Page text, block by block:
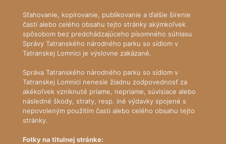
Sťahovanie, kopírovanie, publikovanie a ďalšie šírenie
časti alebo celého obsahu tejto stránky akýmkoľvek
spôsobom bez predchádzajúceho písomného súhlasu
Správy Tatranského národného parku so sídlom v
Tatranskej Lomnici je výslovne zakázané.
Správa Tatranského národného parku so sídlom v
Tatranskej Lomnici nenesie žiadnu zodpovednosť za
akékoľvek vzniknuté priame, nepriame, súvisiace alebo
následné škody, straty, resp. iné výdavky spojené s
nepovoleným použitím časti alebo celého obsahu tejto
stránky.
Fotky na titulnej stránke: